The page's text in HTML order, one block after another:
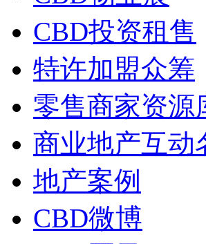
CBD投资租售
特许加盟众筹
零售商家资源
商业地产互动
地产案例
CBD微博